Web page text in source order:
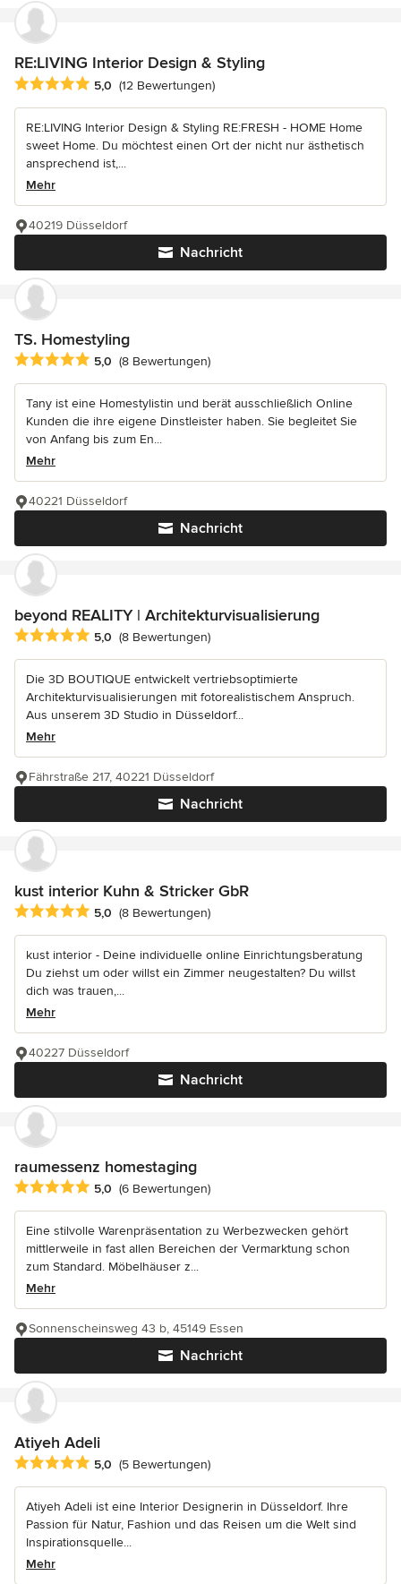
RE:LIVING Interior Design & Styling
Durchschnittliche Bewertung: 5 von 5 Sternen
5,0 (12 Bewertungen)
RE:LIVING Interior Design & Styling RE:FRESH - HOME Home
sweet Home. Du möchtest einen Ort der nicht nur ästhetisch
ansprechend ist,...
Mehr
Nachricht
40219 Düsseldorf
TS. Homestyling
Durchschnittliche Bewertung: 5 von 5 Sternen
5,0 (8 Bewertungen)
Tany ist eine Homestylistin und berät ausschließlich Online
Kunden die ihre eigene Dinstleister haben. Sie begleitet Sie
von Anfang bis zum En...
Mehr
Nachricht
40221 Düsseldorf
beyond REALITY | Architekturvisualisierung
Durchschnittliche Bewertung: 5 von 5 Sternen
5,0 (8 Bewertungen)
Die 3D BOUTIQUE entwickelt vertriebsoptimierte
Architekturvisualisierungen mit fotorealistischem Anspruch.
Aus unserem 3D Studio in Düsseldorf...
Mehr
Nachricht
Fährstraße 217, 40221 Düsseldorf
kust interior Kuhn & Stricker GbR
Durchschnittliche Bewertung: 5 von 5 Sternen
5,0 (8 Bewertungen)
kust interior - Deine individuelle online Einrichtungsberatung
Du ziehst um oder willst ein Zimmer neugestalten? Du willst
dich was trauen,...
Mehr
Nachricht
40227 Düsseldorf
raumessenz homestaging
Durchschnittliche Bewertung: 5 von 5 Sternen
5,0 (6 Bewertungen)
Eine stilvolle Warenpräsentation zu Werbezwecken gehört
mittlerweile in fast allen Bereichen der Vermarktung schon
zum Standard. Möbelhäuser z...
Mehr
Nachricht
Sonnenscheinsweg 43 b, 45149 Essen
Atiyeh Adeli
Durchschnittliche Bewertung: 5 von 5 Sternen
5,0 (5 Bewertungen)
Atiyeh Adeli ist eine Interior Designerin in Düsseldorf. Ihre
Passion für Natur, Fashion und das Reisen um die Welt sind
Inspirationsquelle...
Mehr